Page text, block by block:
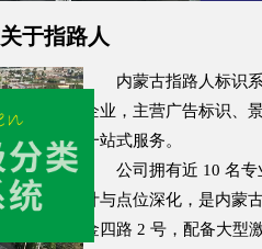
关于指路人
内蒙古指路人标识
企业，主营广告标识、
一站式服务。
公司拥有近 10 名
计与点位深化，是内蒙
金四路 2 号，配备大